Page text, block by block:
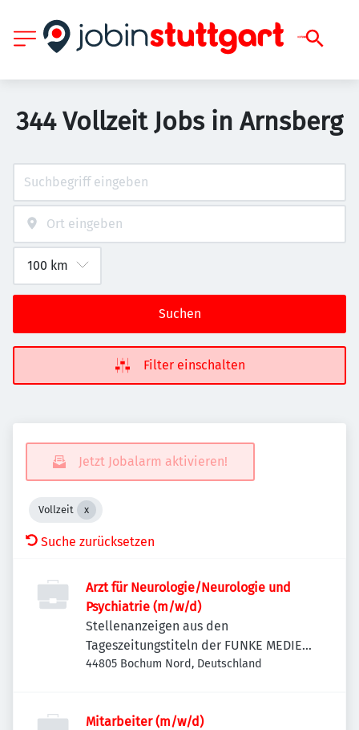
344 Vollzeit Jobs in Arnsberg
Suchen
Filter einschalten
Jetzt Jobalarm aktivieren!
Vollzeit
Suche zurücksetzen
Arzt für Neurologie/Neurologie und
Psychiatrie (m/w/d)
Stellenanzeigen aus den
Tageszeitungstiteln der FUNKE MEDIEN
NRW
44805 Bochum Nord, Deutschland
Mitarbeiter (m/w/d)